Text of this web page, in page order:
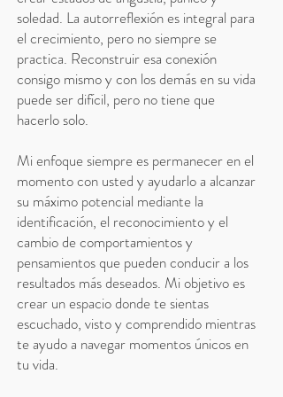
soledad. La autorreflexión es integral para
el crecimiento, pero no siempre se
practica. Reconstruir esa conexión
consigo mismo y con los demás en su vida
puede ser difícil, pero no tiene que
hacerlo solo.
Mi enfoque siempre es permanecer en el
momento con usted y ayudarlo a alcanzar
su máximo potencial mediante la
identificación, el reconocimiento y el
cambio de comportamientos y
pensamientos que pueden conducir a los
resultados más deseados. Mi objetivo es
crear un espacio donde te sientas
escuchado, visto y comprendido mientras
te ayudo a navegar momentos únicos en
tu vida.